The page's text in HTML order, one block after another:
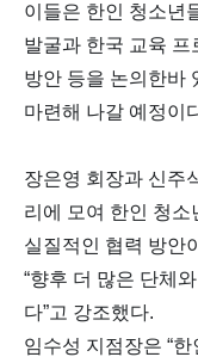
이들은 한인 청소년
발굴과 한국 교육
방안 등을 논의한바
마련해 나갈 예정이
장은영 회장과 신주
리에 모여 한인 청
실질적인 협력 방안
“향후 더 많은 단체
다”고 강조했다.
임수성 지점장은 “